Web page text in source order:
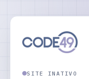
SITE INATIVO